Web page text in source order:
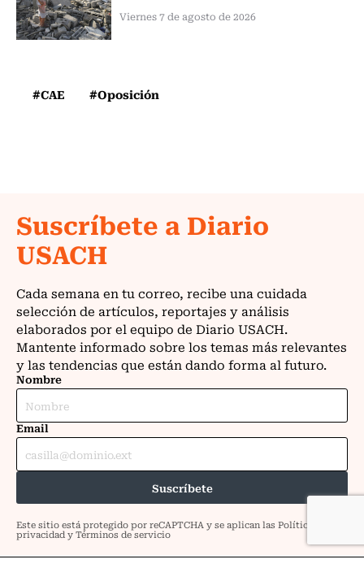
Viernes 7 de agosto de 2026
#CAE #Oposición